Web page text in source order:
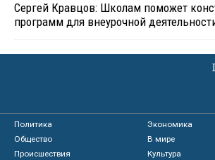
Сергей Кравцов: Школам поможет
программ для внеурочной
Политика
Экономика
Общество
В мире
Происшествия
Культура